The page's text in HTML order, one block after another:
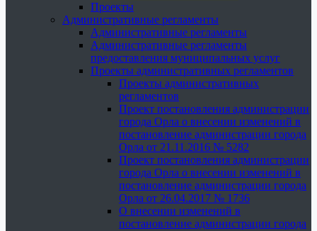
Проекты
Административные регламенты
Административные регламенты
Административные регламенты
предоставления муниципальных услуг
Проекты административных регламентов
Проекты административных
регламентов
Проект постановления администрации
города Орла о внесении изменений в
постановление администрации города
Орла от 21.11.2016 № 5282
Проект постановления администрации
города Орла о внесении изменений в
постановление администрации города
Орла от 26.04.2017 № 1736
О внесении изменений в
постановление администрации города